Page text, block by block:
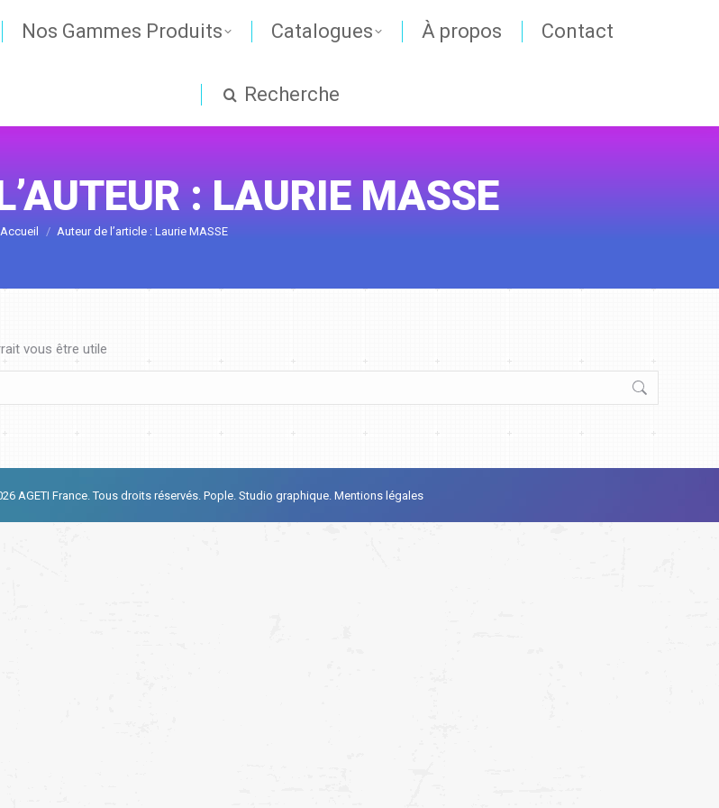
Nos Gammes Produits Catalogues À propos Contact
Recherche
:LAURIE MASSE
Vous êtes ici :
Accueil Auteur de l’article : Laurie MASSE
vous être utile
AGETI France. Tous droits réservés.Pople. Studio graphique. Mentions légales